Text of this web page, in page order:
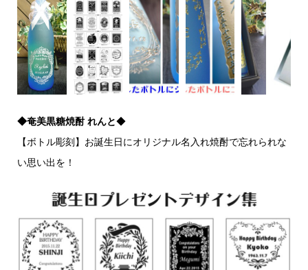
◆奄美黒糖焼酎 れんと◆
【ボトル彫刻】お誕生日にオリジナル名入れ焼酎で忘れられな
い思い出を！